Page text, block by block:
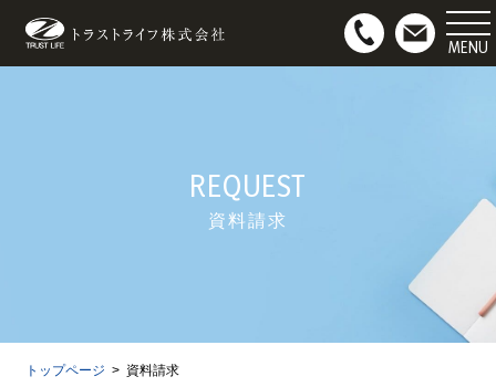
REQUEST
資料請求
トップページ 資料請求